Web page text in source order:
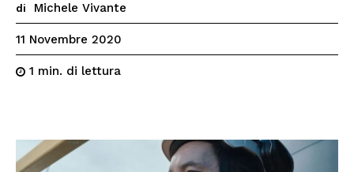
di Michele Vivante
11 Novembre 2020
1 min. di lettura